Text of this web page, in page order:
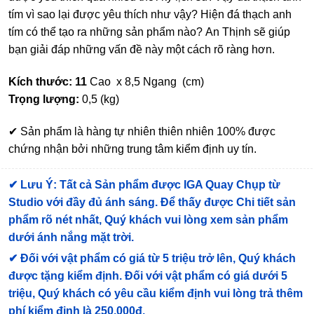
tím vì sao lại được yêu thích như vậy? Hiện đá thạch anh
tím có thể tạo ra những sản phẩm nào? An Thịnh sẽ giúp
bạn giải đáp những vấn đề này một cách rõ ràng hơn.
Kích thước: 11 Cao x 8,5 Ngang (cm)
Trọng lượng: 0,5 (kg)
✔ Sản phẩm là hàng tự nhiên thiên nhiên 100% được
chứng nhận bởi những trung tâm kiểm định uy tín.
✔ Lưu Ý: Tất cả Sản phẩm được IGA Quay Chụp từ
Studio với đầy đủ ánh sáng. Để thấy được Chi tiết sản
phẩm rõ nét nhất, Quý khách vui lòng xem sản phẩm
dưới ánh nắng mặt trời.
✔ Đối với vật phẩm có giá từ 5 triệu trở lên, Quý khách
được tặng kiểm định. Đối với vật phẩm có giá dưới 5
triệu, Quý khách có yêu cầu kiểm định vui lòng trả thêm
phí kiểm định là 250.000đ.